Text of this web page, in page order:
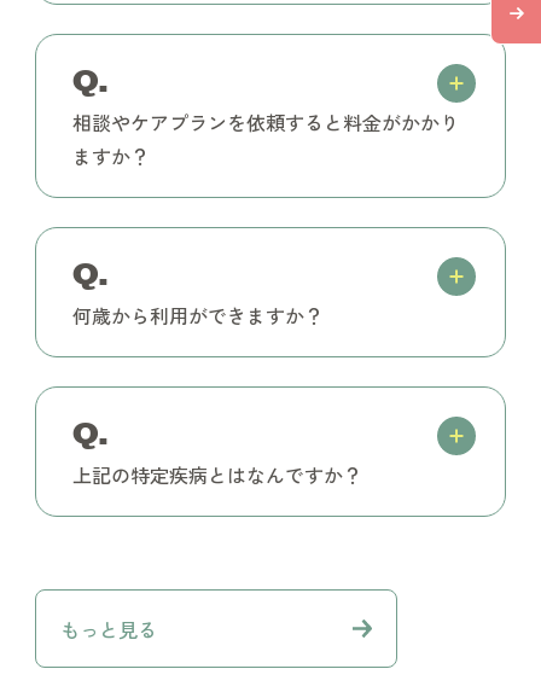
Q.
相談やケアプランを依頼すると料金がかかり
ますか？
Q.
何歳から利用ができますか？
Q.
上記の特定疾病とはなんですか？
もっと見る